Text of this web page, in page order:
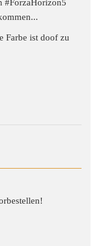
#ForzaHorizon5
Farbe ist doof zu